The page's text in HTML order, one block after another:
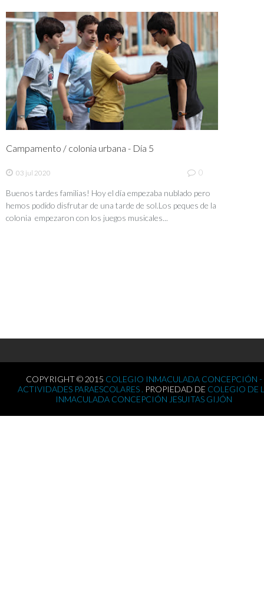
Campamento / colonia urbana - Día 5
03 jul 2020 0
Buenos tardes familias! Hoy el día empezaba nublado pero
hemos podido disfrutar de una tarde de sol.Los peques de la
colonia empezaron con los juegos musicales...
COPYRIGHT © 2015 COLEGIO INMACULADA CONCEPCIÓN -
ACTIVIDADES PARAESCOLARES . PROPIEDAD DE COLEGIO DE
INMACULADA CONCEPCIÓN JESUITAS GIJÓN